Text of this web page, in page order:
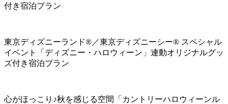
付き宿泊プラン
東京ディズニーランド®／東京ディズニーシー® スペシャル
イベント「ディズニー・ハロウィーン」連動オリジナルグッ
ズ付き宿泊プラン
心がほっこり♪秋を感じる空間「カントリーハロウィーンル